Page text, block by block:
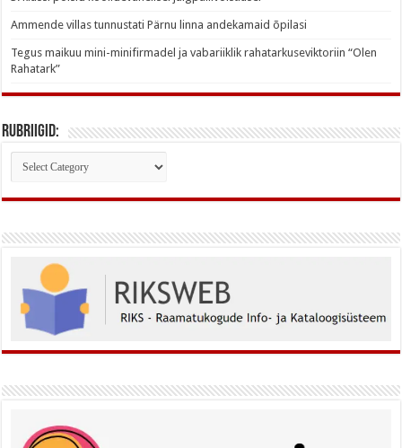
Ammende villas tunnustati Pärnu linna andekamaid õpilasi
Tegus maikuu mini-minifirmadel ja vabariiklik rahatarkuseviktoriin “Olen
Rahatark”
Rubriigid:
Rubriigid: